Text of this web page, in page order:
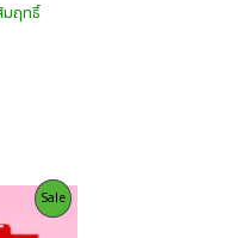
มฤทธิ์
SaleProduct